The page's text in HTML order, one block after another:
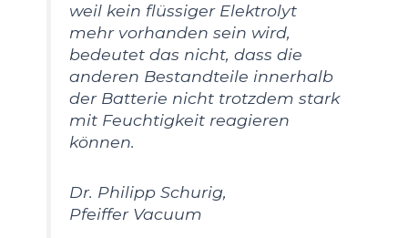
weil kein flüssiger Elektrolyt
mehr vorhanden sein wird,
bedeutet das nicht, dass die
anderen Bestandteile innerhalb
der Batterie nicht trotzdem stark
mit Feuchtigkeit reagieren
können.
Dr. Philipp Schurig,
Pfeiffer Vacuum